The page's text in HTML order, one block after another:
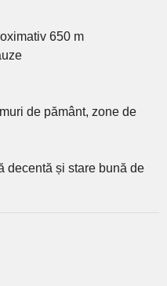
650 m
de pământ, zone de
decentă și stare bună de